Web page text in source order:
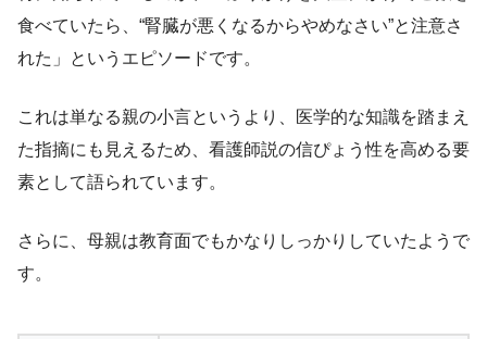
食べていたら、“腎臓が悪くなるからやめなさい”と注意さ
れた」というエピソードです。
これは単なる親の小言というより、医学的な知識を踏まえ
た指摘にも見えるため、看護師説の信ぴょう性を高める要
素として語られています。
さらに、母親は教育面でもかなりしっかりしていたようで
す。